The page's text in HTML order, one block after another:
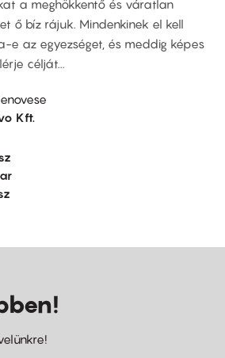
a meghökkentő és váratlan
ő bíz rájuk. Mindenkinek el kell
e az egyezséget, és meddig képes
célját...
Kft.